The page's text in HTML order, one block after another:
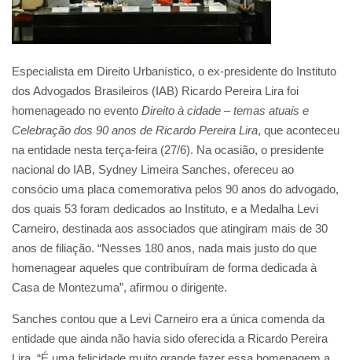
Especialista em Direito Urbanístico, o ex-presidente do Instituto
dos Advogados Brasileiros (IAB) Ricardo Pereira Lira foi
homenageado no evento Direito à cidade – temas atuais e
Celebração dos 90 anos de Ricardo Pereira Lira, que aconteceu
na entidade nesta terça-feira (27/6). Na ocasião, o presidente
nacional do IAB, Sydney Limeira Sanches, ofereceu ao
consócio uma placa comemorativa pelos 90 anos do advogado,
dos quais 53 foram dedicados ao Instituto, e a Medalha Levi
Carneiro, destinada aos associados que atingiram mais de 30
anos de filiação. “Nesses 180 anos, nada mais justo do que
homenagear aqueles que contribuíram de forma dedicada à
Casa de Montezuma”, afirmou o dirigente.
Sanches contou que a Levi Carneiro era a única comenda da
entidade que ainda não havia sido oferecida a Ricardo Pereira